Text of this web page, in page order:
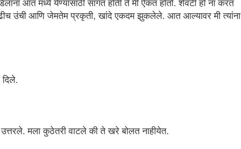
उंची आणि जेमतेम प्रकृती, खांदे एकदम झुकलेले. आत आल्यावर मी त्यांना
मला कुठेतरी वाटले की ते खरे बोलत नाहीयेत.
अस्थी गोळा करून समुद्रात थोड्या आतवर खांद्यावर
जन्मदात्यांना असा निरोप देणे सोपे नसते.
माझा चुलत चुलता म्हणाला.
बाजाराला निघालेल्या बाबांच्या सायकलच्या दांड्यावर पुढे
ट्विट वरून पुरा दक्षिण भारत ट्विटर वर त्याच्यावर